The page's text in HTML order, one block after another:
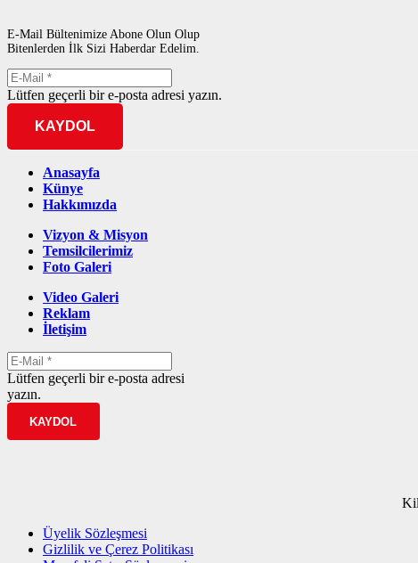
E-Mail Bültenimize Abone Olun Olup
Bitenlerden İlk Sizi Haberdar Edelim.
Lütfen geçerli bir e-posta adresi yazın.
KAYDOL
Anasayfa
Künye
Hakkımızda
Vizyon & Misyon
Temsilcilerimiz
Foto Galeri
Video Galeri
Reklam
İletişim
Lütfen geçerli bir e-posta adresi
yazın.
KAYDOL
Üyelik Sözleşmesi
Gizlilik ve Çerez Politikası